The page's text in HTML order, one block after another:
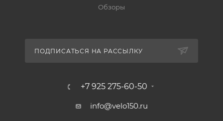
Обзоры
ПОДПИСАТЬСЯ НА РАССЫЛКУ
+7 925 275-60-50
info@velo150.ru